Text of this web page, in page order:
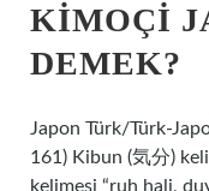
KIMOÇI
DEMEK?
Japon Türk/Türk-
161) Kibun (気分)
kelimesi “ruh hali,